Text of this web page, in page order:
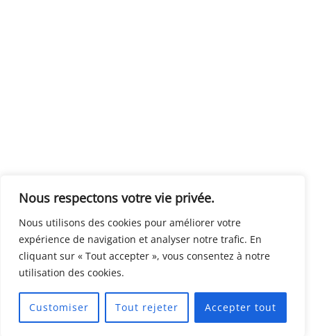
Nous respectons votre vie privée.
Nous utilisons des cookies pour améliorer votre
expérience de navigation et analyser notre trafic. En
cliquant sur « Tout accepter », vous consentez à notre
utilisation des cookies.
Customiser Tout rejeter Accepter tout